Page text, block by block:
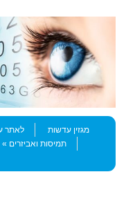
Menu
Skip to content
מגזין עדשות
לאתר
תמיסות ואביזרים